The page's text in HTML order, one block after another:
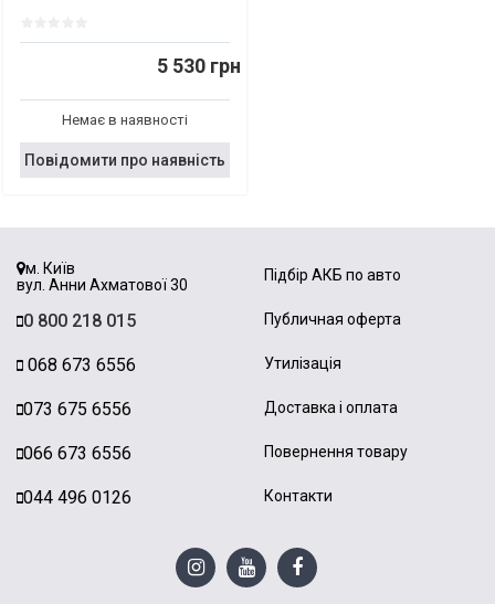
5 530 грн
Немає в наявності
Повідомити про наявність
м. Київ
вул. Анни Ахматової 30
0 800 218 015
068 673 6556
073 675 6556
066 673 6556
044 496 0126
Підбір АКБ по авто
Публичная оферта
Утилізація
Доставка і оплата
Повернення товару
Контакти